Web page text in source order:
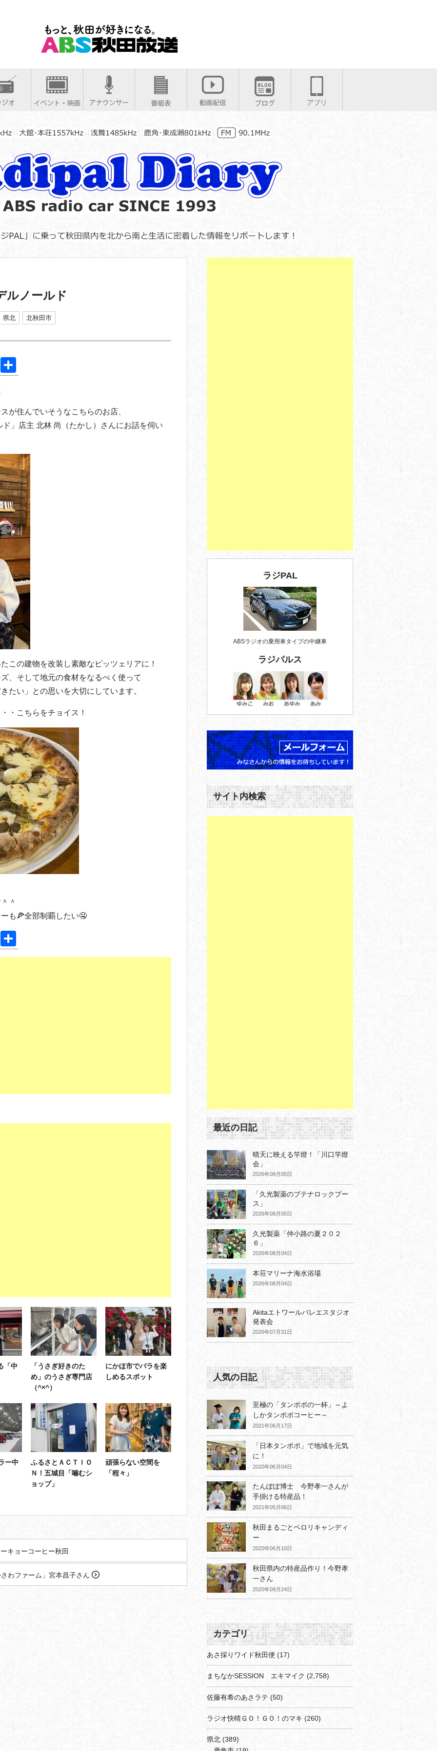
ルノールド
県北 北秋田市
有
が住んでいそうなこちらのお店、
」店主 北林 尚（たかし）さんにお話を伺い
この建物を改装し素敵なピッツェリアに！
、そして地元の食材をなるべく使って
たい」との思いを大切にしています。
・こちらをチョイス！
＾
も🍕全部制覇したい🤤
有
「中
「うさぎ好きのた
め」のうさぎ専門店
（^×^）
にかほ市でバラを楽
しめるスポット
ー中
ふるさとＡＣＴＩＯ
Ｎ！五城目「噛むシ
ョップ」
頑張らない空間を
「程々」
キョーコーヒー秋田
わファーム」宮本昌子さん
ラジPAL
ABSラジオの乗用車タイプの中継車
ラジパルス
サイト内検索
最近の日記
晴天に映える竿燈！「川口竿燈
会」
2026年08月05日
「久光製薬のブテナロックブー
ス」
2026年08月05日
久光製薬「仲小路の夏２０２
６」
2026年08月04日
本荘マリーナ海水浴場
2026年08月04日
Akitaエトワールバレエスタジオ
発表会
2026年07月31日
人気の日記
至極の「タンポポの一杯」～よ
しかタンポポコーヒー～
2021年06月17日
「日本タンポポ」で地域を元気
に！
2020年06月04日
たんぽぽ博士 今野孝一さんが
手掛ける特産品！
2021年05月06日
秋田まるごとペロリキャンディ
ー
2020年06月10日
秋田県内の特産品作り！今野孝
一さん
2020年09月24日
カテゴリ
あさ採りワイド秋田便 (17)
まちなかSESSION エキマイク (2,758)
佐藤有希のあさラテ (50)
ラジオ快晴ＧＯ！ＧＯ！のマキ (260)
県北 (389)